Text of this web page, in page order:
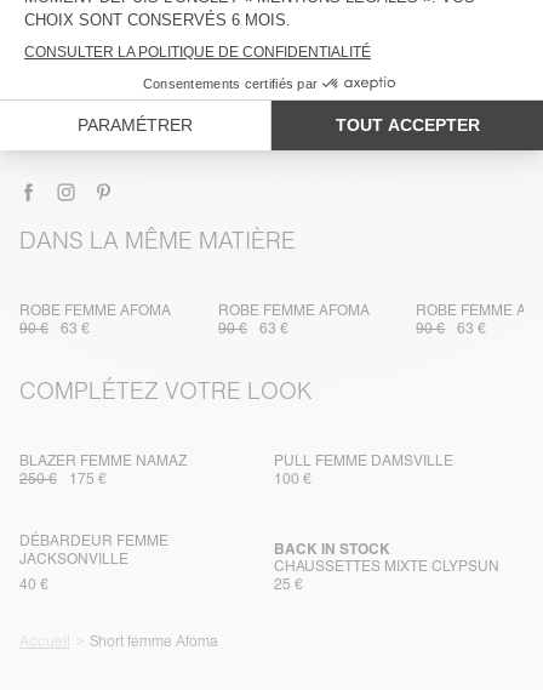
COMPOSITION
ENTRETIEN
TRAÇABILITÉ
LIVRAISON ET RETOURS
DANS LA MÊME MATIÈRE
ROBE FEMME AFOMA
90 €
63 €
ROBE FEMME AFOMA
90 €
63 €
ROBE FEMME
90 €
63 €
COMPLÉTEZ VOTRE LOOK
BLAZER FEMME NAMAZ
250 €
175 €
PULL FEMME DAMSVILLE
100 €
DÉBARDEUR FEMME
JACKSONVILLE
40 €
CHAUSSETTES MIXTE CLYPSUN
BACK IN STOCK
25 €
Accueil Short femme Afoma